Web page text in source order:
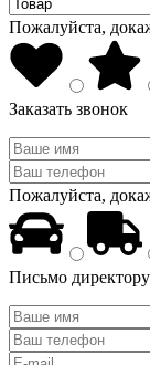
Пожалуйста,
Заказать звонок
Пожалуйста,
Письмо директору